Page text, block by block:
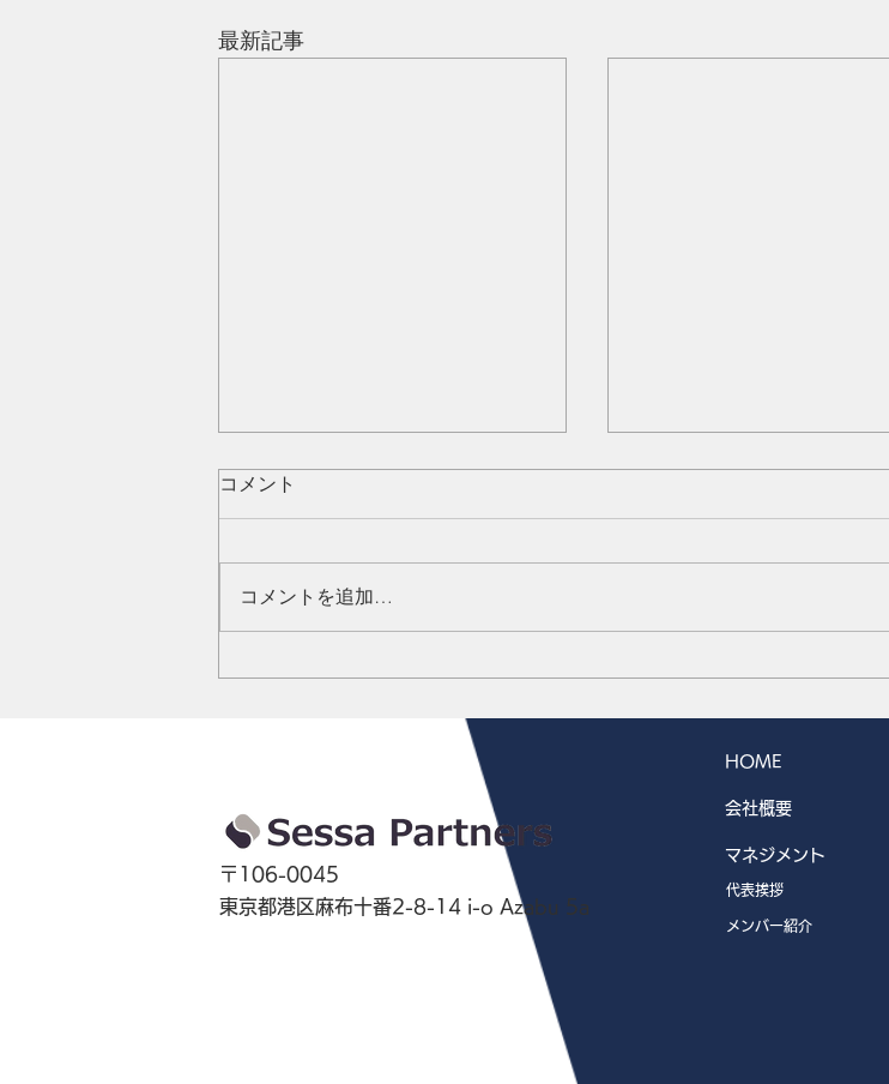
最新記事
コメント
コメントを追加…
〒106-0045
東京都港区麻布十番2-8-14 i-o Azabu 5a
HOME
会社概要
マネジメント
代表挨拶
メンバー紹介